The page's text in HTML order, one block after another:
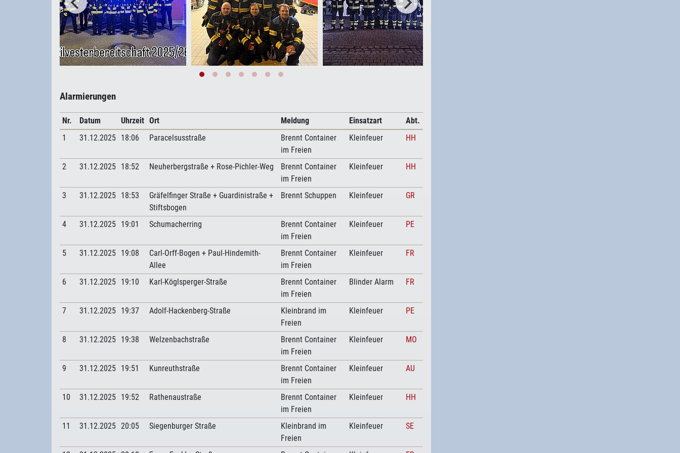
Alarmierungen
Nr. Datum Uhrzeit Ort Meldung Einsatzart
Abt.
1
31.12.2025 18:06 Paracelsusstraße
Brennt Container
im Freien
Kleinfeuer HH
2 31.12.2025 18:52 Neuherbergstraße + Rose-Pichler-Weg
Brennt Container
im Freien
Kleinfeuer HH
3 31.12.2025 18:53
Gräfelfinger Straße + Guardinistraße +
Stiftsbogen
Brennt Schuppen Kleinfeuer GR
4 31.12.2025 19:01 Schumacherring
Brennt Container
im Freien
Kleinfeuer PE
5 31.12.2025 19:08
Carl-Orff-Bogen + Paul-Hindemith-
Allee
Brennt Container
im Freien
Kleinfeuer FR
6 31.12.2025 19:10 Karl-Köglsperger-Straße
Brennt Container
im Freien
Blinder Alarm FR
7 31.12.2025 19:37 Adolf-Hackenberg-Straße
Kleinbrand im
Freien
Kleinfeuer PE
8 31.12.2025 19:38 Welzenbachstraße
Brennt Container
im Freien
Kleinfeuer MO
9 31.12.2025 19:51 Kunreuthstraße
Brennt Container
im Freien
Kleinfeuer AU
10 31.12.2025 19:52 Rathenaustraße
Brennt Container
im Freien
Kleinfeuer HH
11 31.12.2025 20:05 Siegenburger Straße
Kleinbrand im
Freien
Kleinfeuer SE